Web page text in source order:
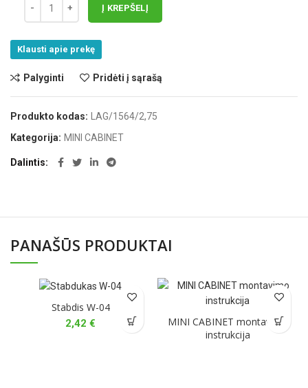
Į KREPŠELĮ
Klausti apie prekę
Palyginti Pridėti į sąrašą
Produkto kodas:
LAG/1564/2,75
Kategorija: MINI CABINET
Dalintis
PANAŠŪS PRODUKTAI
Stabdis W-04
2,42 €
MINI CABINET montavimo
instrukcija